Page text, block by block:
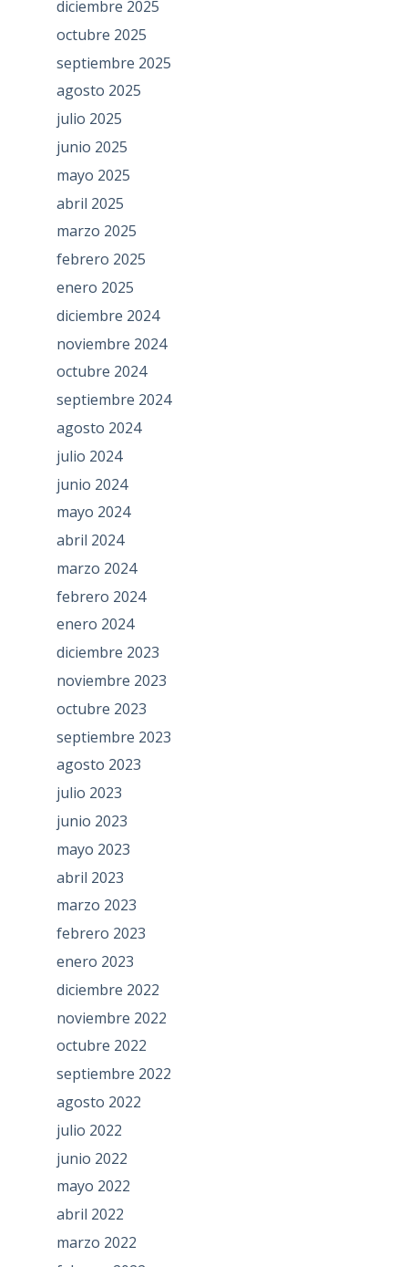
diciembre 2025
octubre 2025
septiembre 2025
agosto 2025
julio 2025
junio 2025
mayo 2025
abril 2025
marzo 2025
febrero 2025
enero 2025
diciembre 2024
noviembre 2024
octubre 2024
septiembre 2024
agosto 2024
julio 2024
junio 2024
mayo 2024
abril 2024
marzo 2024
febrero 2024
enero 2024
diciembre 2023
noviembre 2023
octubre 2023
septiembre 2023
agosto 2023
julio 2023
junio 2023
mayo 2023
abril 2023
marzo 2023
febrero 2023
enero 2023
diciembre 2022
noviembre 2022
octubre 2022
septiembre 2022
agosto 2022
julio 2022
junio 2022
mayo 2022
abril 2022
marzo 2022